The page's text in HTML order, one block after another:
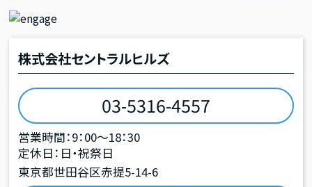
株式会社セントラルヒルズ
03-5316-4557
営業時間：9：00～18：30
定休日：日・祝祭日
東京都世田谷区赤提5-14-6